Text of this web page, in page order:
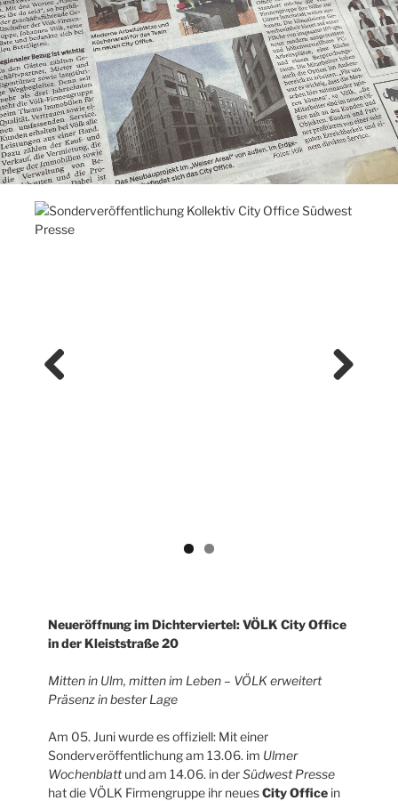
Neueröffnung im Dichterviertel: VÖLK City Office
in der Kleiststraße 20
Mitten in Ulm, mitten im Leben – VÖLK erweitert
Präsenz in bester Lage
Am 05. Juni wurde es offiziell: Mit einer
Sonderveröffentlichung am 13.06. im Ulmer
Wochenblattund am 14.06. in derSüdwest Presse
hat die VÖLK Firmengruppe ihr neuesCity Office in